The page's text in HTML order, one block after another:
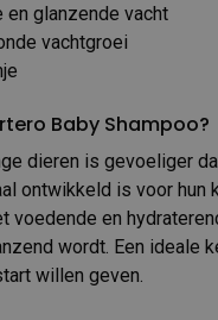
glanzende vacht
vachtgroei
Baby Shampoo?
dieren is gevoeliger
ontwikkeld is voor hun
voedende en
wordt. Een ideale
willen geven.